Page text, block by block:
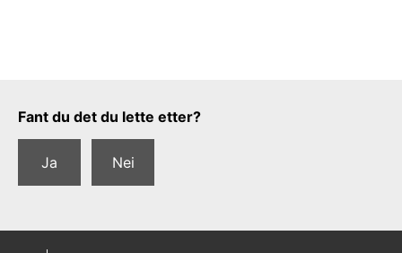
Tilbakemeldingsskjema
Fant du det du lette etter?
Ja Nei